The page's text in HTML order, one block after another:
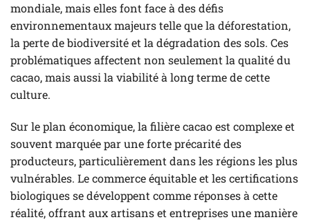
mondiale, mais elles font face à des défis
environnementaux majeurs telle que la déforestation,
la perte de biodiversité et la dégradation des sols. Ces
problématiques affectent non seulement la qualité du
cacao, mais aussi la viabilité à long terme de cette
culture.
Sur le plan économique, la filière cacao est complexe et
souvent marquée par une forte précarité des
producteurs, particulièrement dans les régions les plus
vulnérables. Le commerce équitable et les certifications
biologiques se développent comme réponses à cette
réalité, offrant aux artisans et entreprises une manière